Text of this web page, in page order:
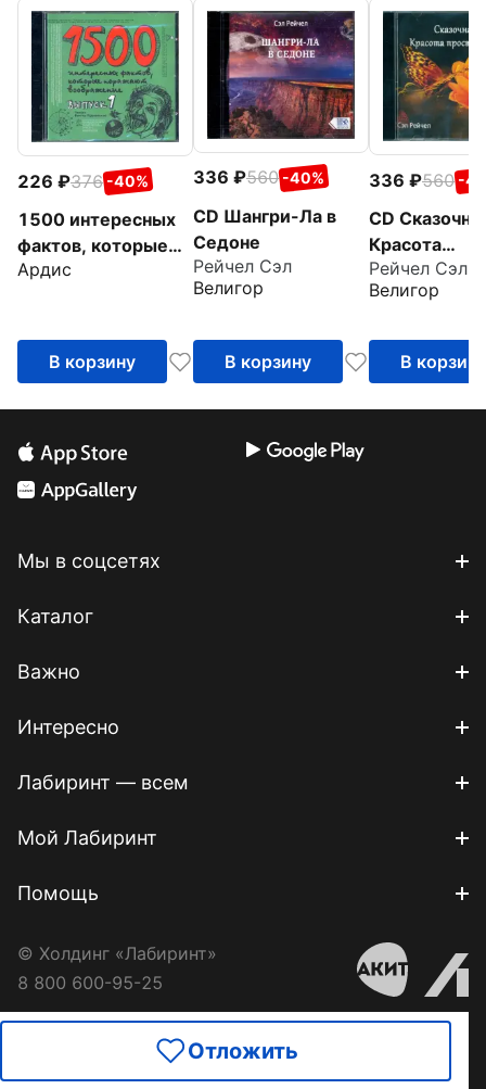
Отложить
226 376 -40%
1500 интересных
фактов, которые
поражают
Ардис
В корзину
336 560 -40%
CD Шангри-Ла в
Седоне
Рейчел Сэл
Велигор
В корзину
336 560 -
CD
Красота
Рейчел Сэл
Велигор
В корзину
Мы в соцсетях
Каталог
Важно
Интересно
Лабиринт — всем
Мой Лабиринт
Помощь
© Холдинг «Лабиринт»
8 800 600-95-25